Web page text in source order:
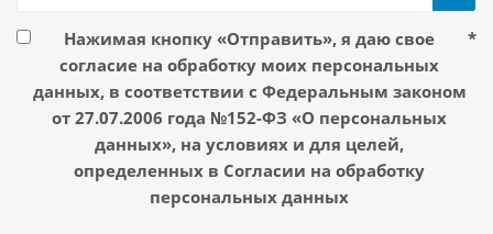
Нажимая кнопку «Отправить», я даю свое
согласие на обработку моих персональных
данных, в соответствии с Федеральным законом
от 27.07.2006 года №152-ФЗ «О персональных
данных», на условиях и для целей,
определенных в Согласии на обработку
персональных данных
*